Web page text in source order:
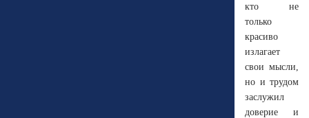
кто не
только
красиво
излагает
свои мысли,
но и трудом
заслужил
доверие и